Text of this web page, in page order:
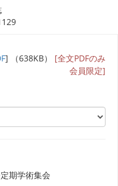
] （638KB） [全文PDFのみ
会員限定]
期学術集会